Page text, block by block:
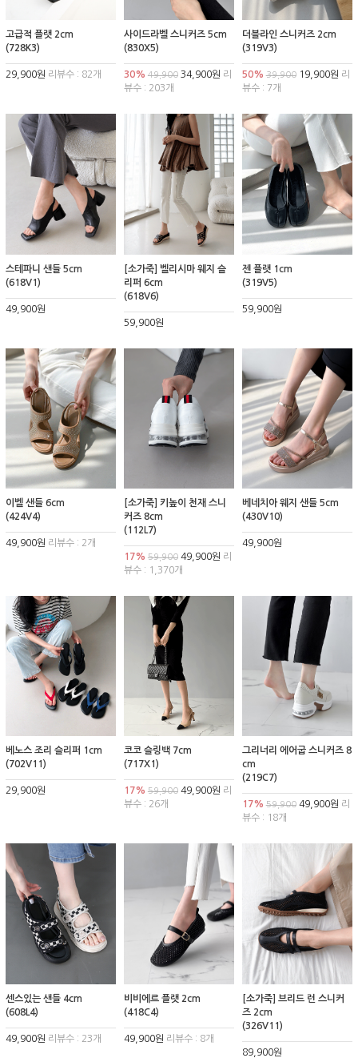
고급적 플랫 2cm
(728K3)
29,900원 리뷰수 : 82개
사이드라벨 스니커즈 5cm
(830X5)
30% 49,90034,900원 리
뷰수 : 203개
더블라인 스니커즈 2cm
(319V3)
50% 39,90019,900원 리
뷰수 : 7개
스테파니 샌들 5cm
(618V1)
49,900원
[소가죽] 벨리시마 웨지 슬
리퍼 6cm
(618V6)
59,900원
젠 플랫 1cm
(319V5)
59,900원
이벨 샌들 6cm
(424V4)
49,900원 리뷰수 : 2개
[소가죽] 키높이 천재 스니
커즈 8cm
(112L7)
17% 59,90049,900원 리
뷰수 : 1,370개
베네치아 웨지 샌들 5cm
(430V10)
49,900원
베노스 조리 슬리퍼 1cm
(702V11)
29,900원
코코 슬링백 7cm
(717X1)
17% 59,90049,900원 리
뷰수 : 26개
그리너리 에어굽 스니커즈 8
cm
(219C7)
17% 59,90049,900원 리
뷰수 : 18개
센스있는 샌들 4cm
(608L4)
49,900원 리뷰수 : 23개
비비에르 플랫 2cm
(418C4)
49,900원 리뷰수 : 8개
[소가죽] 브리드 런 스니커
즈 2cm
(326V11)
89,900원